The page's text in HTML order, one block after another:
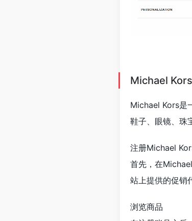
Michael
Michael Kors是
鞋子、眼镜、珠
注册Michael
首先，在
站上提供的促销
浏览商品